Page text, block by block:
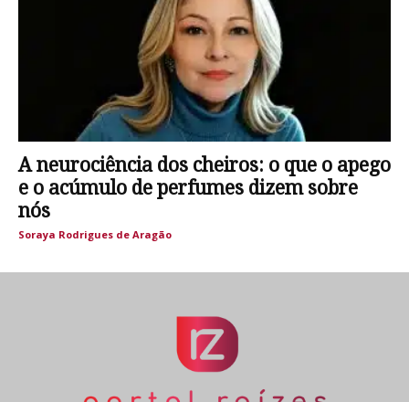
A neurociência dos cheiros: o que o apego
e o acúmulo de perfumes dizem sobre
nós
Soraya Rodrigues de Aragão